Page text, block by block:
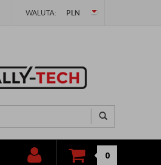
WALUTA: PLN
0